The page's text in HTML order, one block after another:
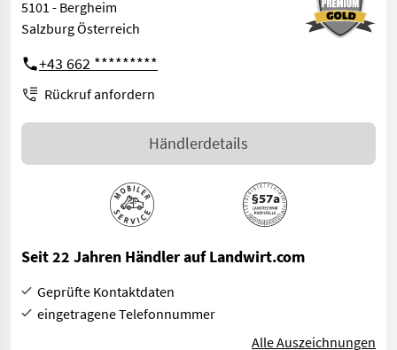
5101 - Bergheim
Salzburg Österreich
+43 662 *********
Rückruf anfordern
Händlerdetails
Seit 22 Jahren Händler auf Landwirt.com
Geprüfte Kontaktdaten
eingetragene Telefonnummer
Alle Auszeichnungen